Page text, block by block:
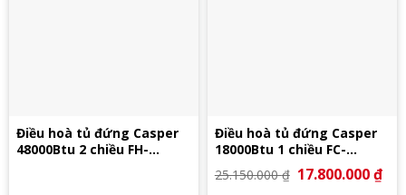
Điều hoà tủ đứng Casper
48000Btu 2 chiều FH-
Điều hoà tủ đứng Casper
18000Btu 1 chiều FC-
25.150.000₫ Giá
gốc
17.800.000₫Giá